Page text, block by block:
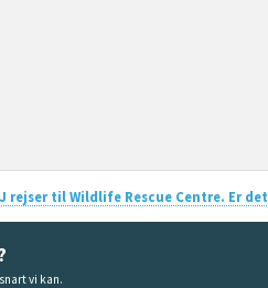
rejser til Wildlife Rescue Centre. Er
vi kan.